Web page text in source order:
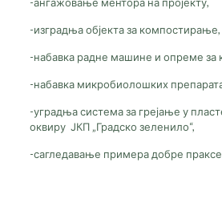
-изградња објекта за компостирање,
-набавка радне машине и опреме за
-набавка микробиолошких
-уградња система за грејање у
оквиру ЈКП „Градско зеленило“,
-сагледавање примера добре